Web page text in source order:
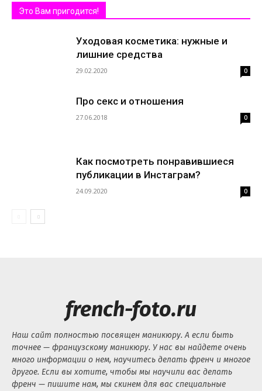
Это Вам пригодится!
Уходовая косметика: нужные и
лишние средства
29.02.2020 0
Про секс и отношения
27.06.2018 0
Как посмотреть понравившиеся
публикации в Инстаграм?
24.09.2020 0
french-foto.ru
Наш сайт полностью посвящен маникюру. А если быть
точнее — французскому маникюру. У нас вы найдете очень
много информации о нем, научитесь делать френч и многое
другое. Если вы хотите, чтобы мы научили вас делать
френч — пишите нам, мы скинем для вас специальные